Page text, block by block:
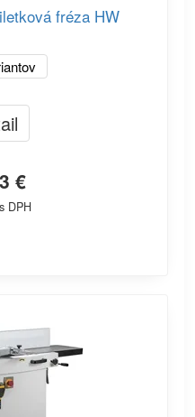
fréza HW
€
DPH